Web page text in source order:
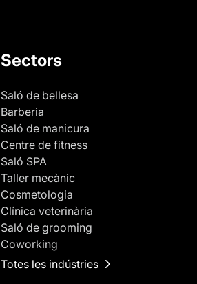
Sectors
Saló de bellesa
Barberia
Saló de manicura
Centre de fitness
Saló SPA
Taller mecànic
Cosmetologia
Clínica veterinària
Saló de grooming
Coworking
Totes les indústries